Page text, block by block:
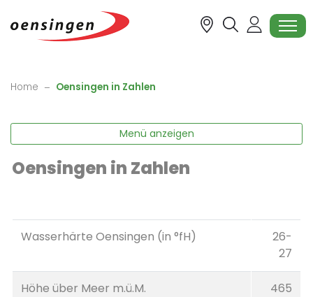
Oensingen
Home Oensingen in Zahlen
Menü anzeigen
Oensingen in Zahlen
Wasserhärte Oensingen (in °fH)
26-
27
Höhe über Meer m.ü.M. 465